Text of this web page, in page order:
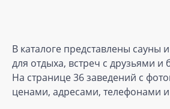
В каталоге представлены сауны
для отдыха, встреч с друзьями
На странице 36 заведений с
ценами, адресами, телефонами и